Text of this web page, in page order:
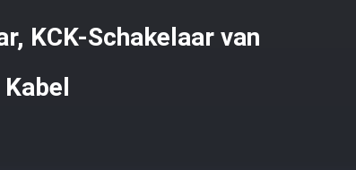
KCK-Schakelaar van